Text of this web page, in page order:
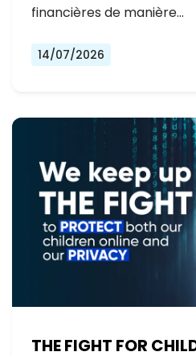
financières de manière…
14/07/2026
THE FIGHT FOR